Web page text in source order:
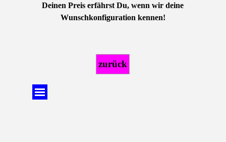
Deinen Preis erfährst Du, wenn wir deine
Wunschkonfiguration kennen!
zurück
Menü überspringen